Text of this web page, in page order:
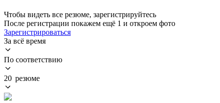
Чтобы видеть все резюме, зарегистрируйтесь
После регистрации покажем ещё 1 и откроем фото
Зарегистрироваться
За всё время
По соответствию
20 резюме